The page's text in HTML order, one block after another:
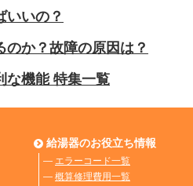
いいの？
か？故障の原因は？
な機能 特集一覧
給湯器のお役立ち情報
― エラーコード一覧
― 概算修理費用一覧